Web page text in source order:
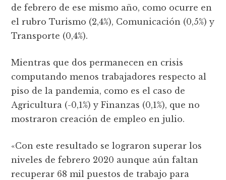
de febrero de ese mismo año, como ocurre en
el rubro Turismo (2,4%), Comunicación (0,5%) y
Transporte (0,4%).
Mientras que dos permanecen en crisis
computando menos trabajadores respecto al
piso de la pandemia, como es el caso de
Agricultura (-0,1%) y Finanzas (0,1%), que no
mostraron creación de empleo en julio.
«Con este resultado se lograron superar los
niveles de febrero 2020 aunque aún faltan
recuperar 68 mil puestos de trabajo para